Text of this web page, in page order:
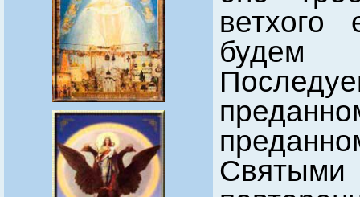
будем